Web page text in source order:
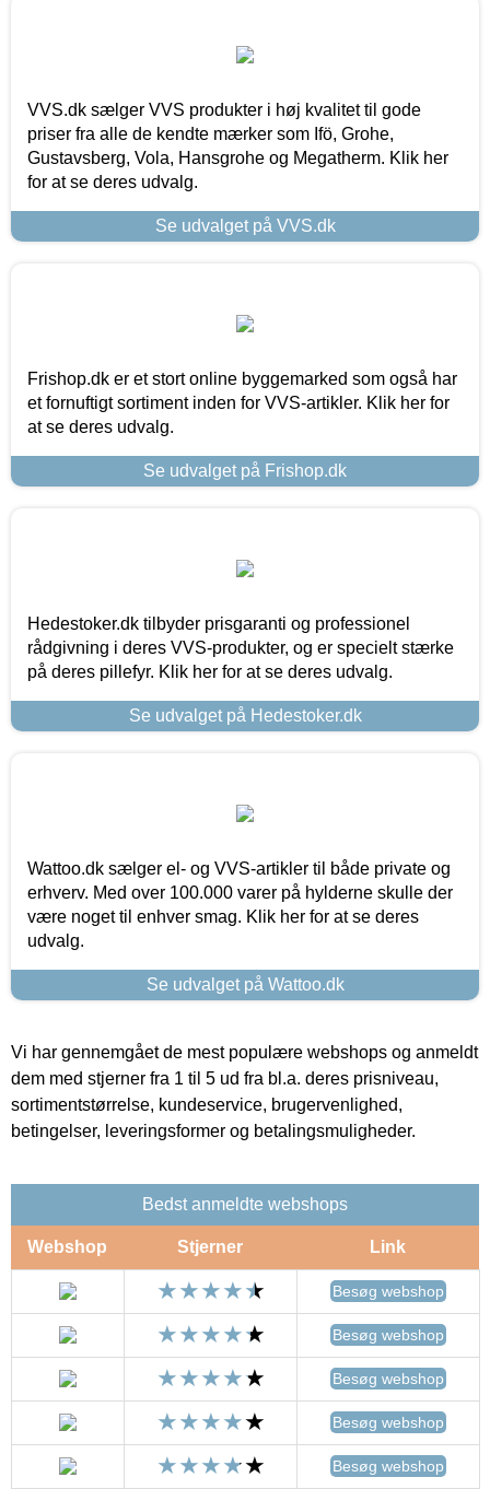
VVS.dk sælger VVS produkter i høj kvalitet til gode
priser fra alle de kendte mærker som Ifö, Grohe,
Gustavsberg, Vola, Hansgrohe og Megatherm. Klik her
for at se deres udvalg.
Se udvalget på VVS.dk
Frishop.dk er et stort online byggemarked som også har
et fornuftigt sortiment inden for VVS-artikler. Klik her for
at se deres udvalg.
Se udvalget på Frishop.dk
Hedestoker.dk tilbyder prisgaranti og professionel
rådgivning i deres VVS-produkter, og er specielt stærke
på deres pillefyr. Klik her for at se deres udvalg.
Se udvalget på Hedestoker.dk
Wattoo.dk sælger el- og VVS-artikler til både private og
erhverv. Med over 100.000 varer på hylderne skulle der
være noget til enhver smag. Klik her for at se deres
udvalg.
Se udvalget på Wattoo.dk
Vi har gennemgået de mest populære webshops og anmeldt
dem med stjerner fra 1 til 5 ud fra bl.a. deres prisniveau,
sortimentstørrelse, kundeservice, brugervenlighed,
betingelser, leveringsformer og betalingsmuligheder.
Bedst anmeldte webshops
Webshop Stjerner Link
Besøg webshop
Besøg webshop
Besøg webshop
Besøg webshop
Besøg webshop